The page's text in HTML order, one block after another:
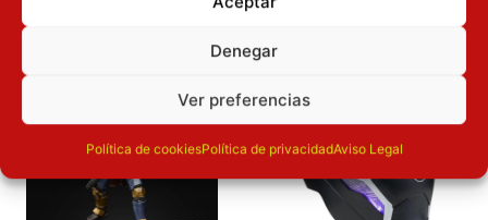
Denegar
Ver preferencias
Política de cookiesPolítica de privacidadAviso Legal
El precio original era: 40.90€.
El precio actual es: 32.72€.